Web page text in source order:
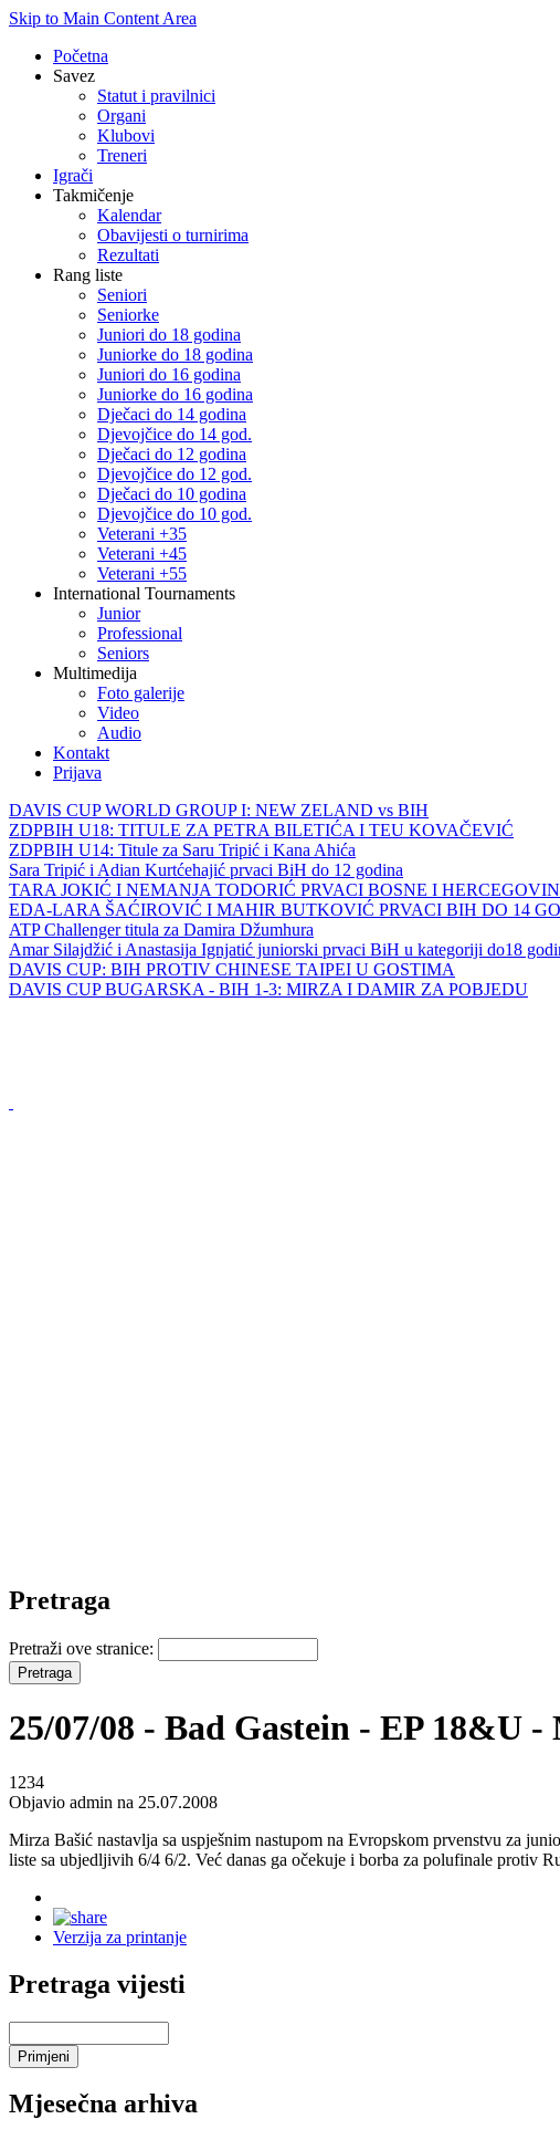
Skip to Main Content Area
Početna
Savez
Statut i pravilnici
Organi
Klubovi
Treneri
Igrači
Takmičenje
Kalendar
Obavijesti o turnirima
Rezultati
Rang liste
Seniori
Seniorke
Juniori do 18 godina
Juniorke do 18 godina
Juniori do 16 godina
Juniorke do 16 godina
Dječaci do 14 godina
Djevojčice do 14 god.
Dječaci do 12 godina
Djevojčice do 12 god.
Dječaci do 10 godina
Djevojčice do 10 god.
Veterani +35
Veterani +45
Veterani +55
International Tournaments
Junior
Professional
Seniors
Multimedija
Foto galerije
Video
Audio
Kontakt
Prijava
DAVIS CUP WORLD GROUP I: NEW ZELAND vs BIH
ZDPBIH U18: TITULE ZA PETRA BILETIĆA I TEU KOVAČEVIĆ
ZDPBIH U14: Titule za Saru Tripić i Kana Ahića
Sara Tripić i Adian Kurtćehajić prvaci BiH do 12 godina
TARA JOKIĆ I NEMANJA TODORIĆ PRVACI BOSNE I
EDA-LARA ŠAĆIROVIĆ I MAHIR BUTKOVIĆ PRVACI BIH DO 14
ATP Challenger titula za Damira Džumhura
Amar Silajdžić i Anastasija Ignjatić juniorski prvaci BiH u kategoriji do18
DAVIS CUP: BIH PROTIV CHINESE TAIPEI U GOSTIMA
DAVIS CUP BUGARSKA - BIH 1-3: MIRZA I DAMIR ZA POBJEDU
Pretraga
Pretraži ove stranice:
25/07/08 - Bad Gastein - EP 18&U
1234
Objavio admin na 25.07.2008
Mirza Bašić nastavlja sa uspješnim nastupom na Evropskom prvenstvu za
liste sa ubjedljivih 6/4 6/2. Već danas ga očekuje i borba za polufinale protiv
Verzija za printanje
Pretraga vijesti
Mjesečna arhiva